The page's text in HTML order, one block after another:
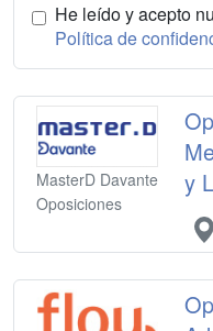
He leído y acepto
Política de
MasterD Davante
Oposiciones
y